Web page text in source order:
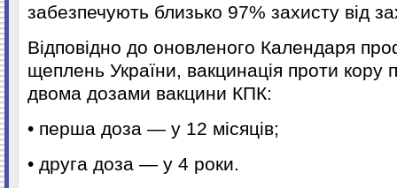
забезпечують близько 97% захисту від
Відповідно до оновленого Календаря
щеплень України, вакцинація проти кору
двома дозами вакцини КПК:
• перша доза — у 12 місяців;
• друга доза — у 4 роки.